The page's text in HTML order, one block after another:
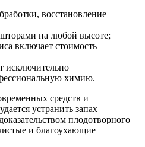
восстановление
на любой высоте;
включает стоимость
исключительно
химию.
средств и
устранить запах
плодотворного
и благоухающие